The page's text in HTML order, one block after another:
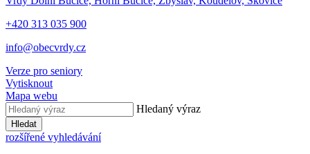
+420 313 035 900
info@obecvrdy.cz
Verze pro seniory
Vytisknout
Mapa webu
Hledaný výraz
Hledat
rozšířené vyhledávání